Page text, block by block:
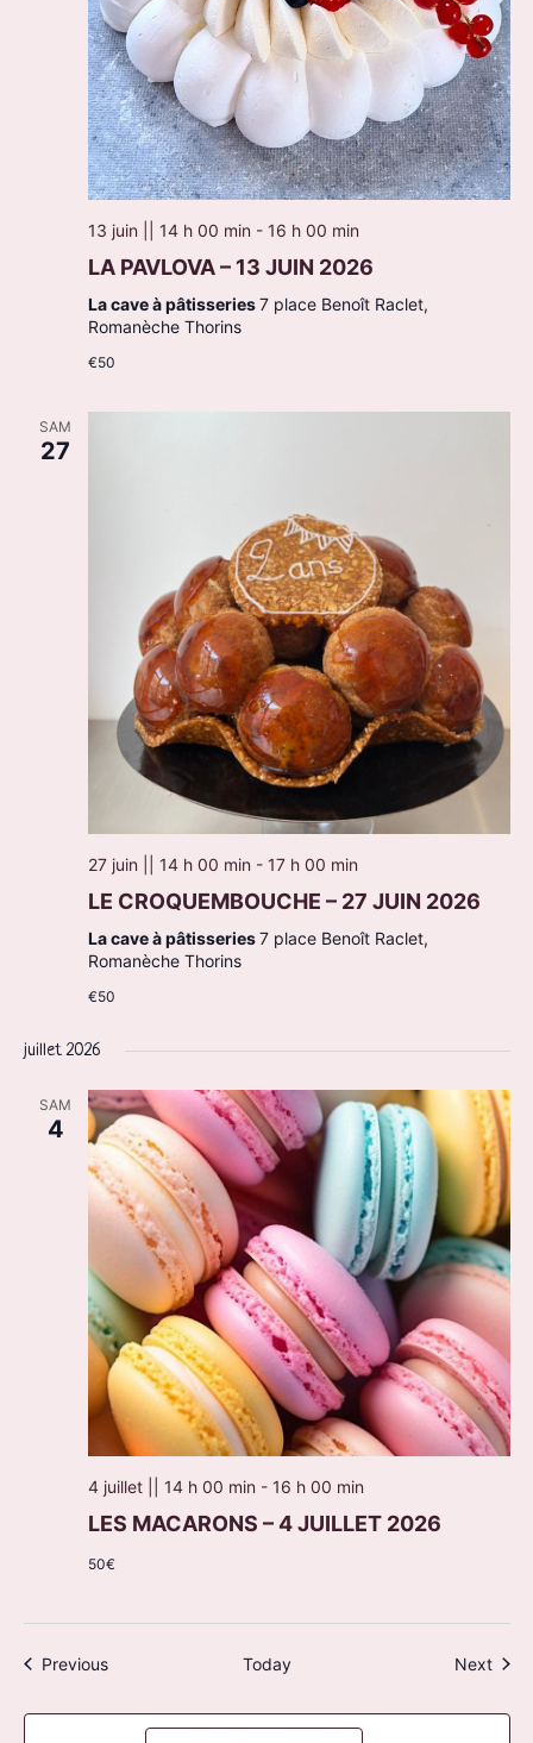
13 juin || 14 h 00 min - 16 h 00 min
LA PAVLOVA – 13 JUIN 2026
La cave à pâtisseries7 place Benoît Raclet,
Romanèche Thorins
€50
SAM
27
27 juin || 14 h 00 min - 17 h 00 min
LE CROQUEMBOUCHE – 27 JUIN 2026
La cave à pâtisseries7 place Benoît Raclet,
Romanèche Thorins
€50
juillet 2026
SAM
4
4 juillet || 14 h 00 min - 16 h 00 min
LES MACARONS – 4 JUILLET 2026
50€
PreviousEvents Today Next